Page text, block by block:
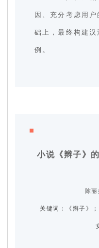
因、充分考虑用
础上，最终构建汉
例。
小说《辫子》
陈
关 键 词：《辫子》